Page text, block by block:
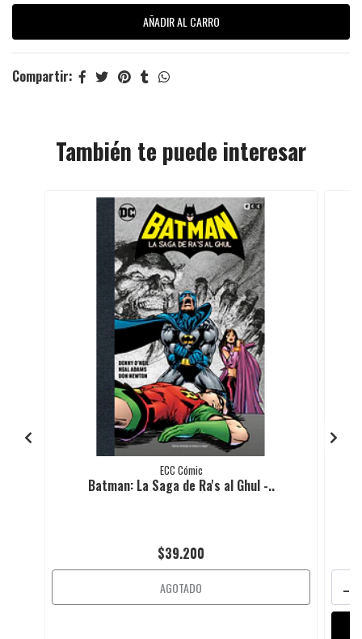
Compartir:
También te puede interesar
ECC Cómic
Batman: La Saga de Ra's al Ghul -..
$39.200
AGOTADO -